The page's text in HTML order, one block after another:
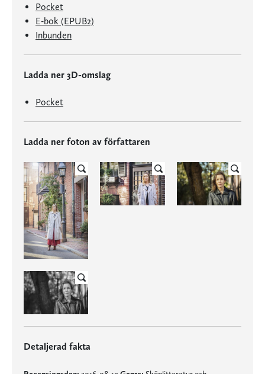
Pocket
E-bok (EPUB2)
Inbunden
Ladda ner 3D-omslag
Pocket
Ladda ner foton av författaren
Detaljerad fakta